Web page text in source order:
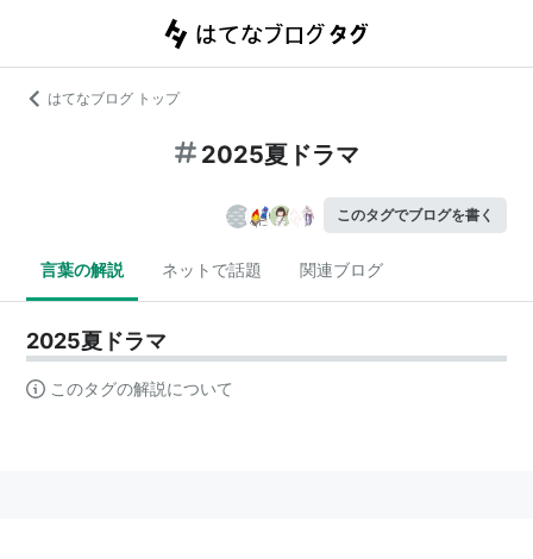
はてなブログ トップ
2025夏ドラマ
このタグでブログを書く
言葉の解説 ネットで話題 関連ブログ
2025夏ドラマ
このタグの解説について